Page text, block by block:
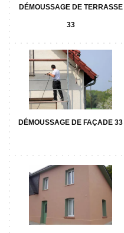
DÉMOUSSAGE DE TERRASSE
33
DÉMOUSSAGE DE FAÇADE 33